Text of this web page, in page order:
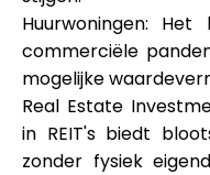
Huurwoningen:
commerciële
mogelijke
Real Estate
in REIT's biedt
zonder fysiek